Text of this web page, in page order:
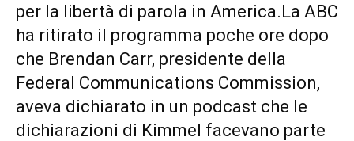
per la libertà di parola in America.La ABC
ha ritirato il programma poche ore dopo
che Brendan Carr, presidente della
Federal Communications Commission,
aveva dichiarato in un podcast che le
dichiarazioni di Kimmel facevano parte